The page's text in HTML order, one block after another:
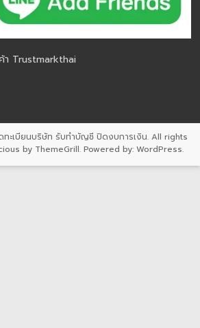
ทะเบียนบริษัท รับทำบัญชี ปิดงบการเงิน. All rights
by ThemeGrill. Powered by:WordPress.